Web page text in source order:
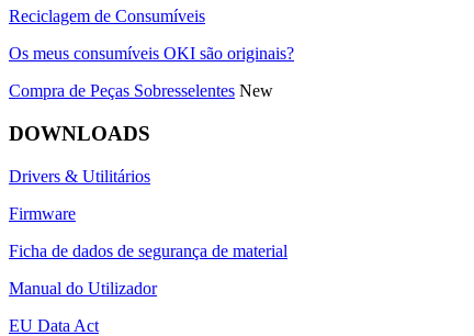
Reciclagem de Consumíveis
Os meus consumíveis OKI são originais?
Compra de Peças Sobresselentes New
DOWNLOADS
Drivers & Utilitários
Firmware
Ficha de dados de segurança de material
Manual do Utilizador
EU Data Act